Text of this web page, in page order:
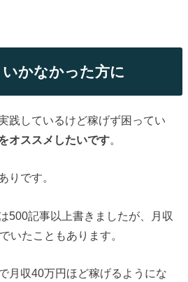
かなかった方に
践しているけど稼げず困ってい
オススメしたいです。
りです。
500記事以上書きましたが、月収
いたこともあります。
月収40万円ほど稼げるようにな